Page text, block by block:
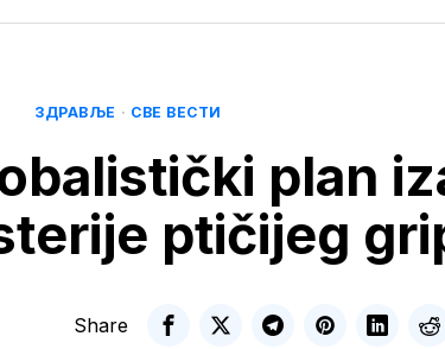
ЗДРАВЉЕ · СВЕ ВЕСТИ
plan
ptičijeg
Share